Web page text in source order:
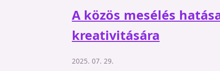
A közös mesélés
kreativitására
2025. 07. 29.